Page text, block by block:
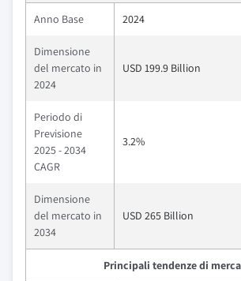
Anno Base 2024
Dimensione
del mercato in
2024
USD 199.9 Billion
Periodo di
Previsione
2025 - 2034
CAGR
3.2%
Dimensione
del mercato in
2034
USD 265 Billion
Principali tendenze di